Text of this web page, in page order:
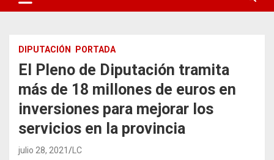
DIPUTACIÓN PORTADA
El Pleno de Diputación tramita
más de 18 millones de euros en
inversiones para mejorar los
servicios en la provincia
julio 28, 2021 LC